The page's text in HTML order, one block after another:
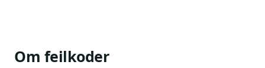
Om feilkoder